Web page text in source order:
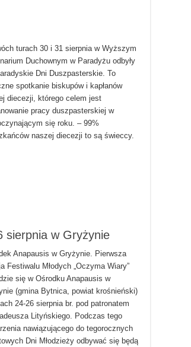
turach 30 i 31 sierpnia w Wyższym
Duchownym w Paradyżu odbyły
Dni Duszpasterskie. To
spotkanie biskupów i kapłanów
diecezji, którego celem jest
pracy duszpasterskiej w
się roku. – 99%
naszej diecezji to są świeccy.
sierpnia w Gryżynie
Anapausis w Gryżynie. Pierwsza
Festiwalu Młodych „Oczyma Wiary”
się w Ośrodku Anapausis w
(gmina Bytnica, powiat krośnieński)
24-26 sierpnia br. pod patronatem
Lityńskiego. Podczas tego
nawiązującego do tegorocznych
Dni Młodzieży odbywać się będą